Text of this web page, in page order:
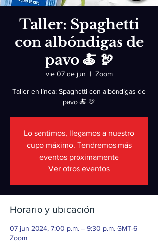
Taller: Spaghetti
con albóndigas de
pavo 🍝 🦃
vie 07 de jun
  |
Zoom
Taller en línea: Spaghetti con albóndigas de
pavo 🍝 🦃
Lo sentimos, llegamos a nuestro
cupo máximo. Tendremos más
eventos próximamente
Ver otros eventos
Horario y ubicación
07 jun 2024, 7:00 p.m. – 9:30 p.m. GMT-6
Zoom